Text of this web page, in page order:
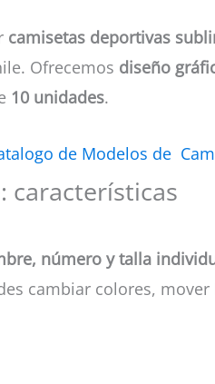
camisetas deportivas
Ofrecemos diseño
10 unidades.
de Modelos de
características
número y talla
cambiar colores,